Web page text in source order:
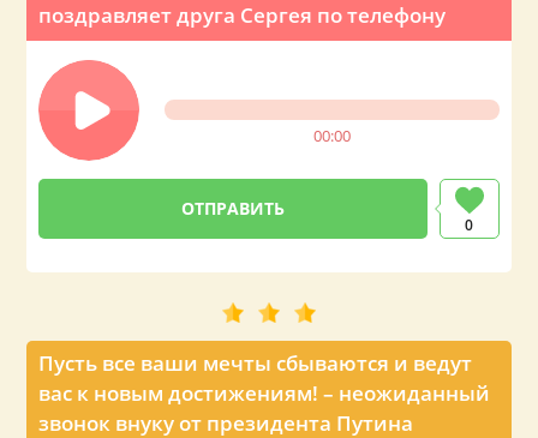
поздравляет друга Сергея по телефону
00:00
0
Пусть все ваши мечты сбываются и ведут
вас к новым достижениям! – неожиданный
звонок внуку от президента Путина